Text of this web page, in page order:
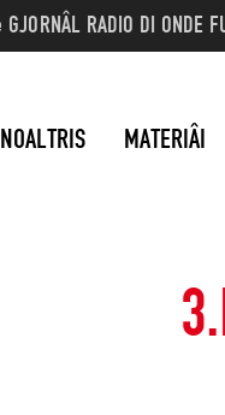
GJORNÂL RADIO DI ONDE
NOALTRIS MATERIÂI